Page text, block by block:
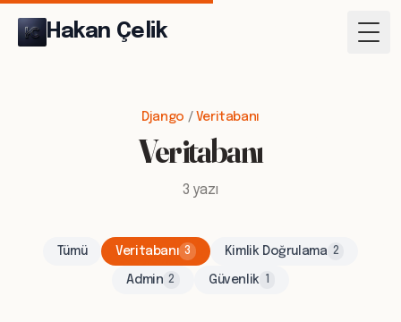
Hakan Çelik
Django / Veritabanı
Veritabanı
3 yazı
Tümü Veritabanı 3 Kimlik Doğrulama 2
Admin 2 Güvenlik